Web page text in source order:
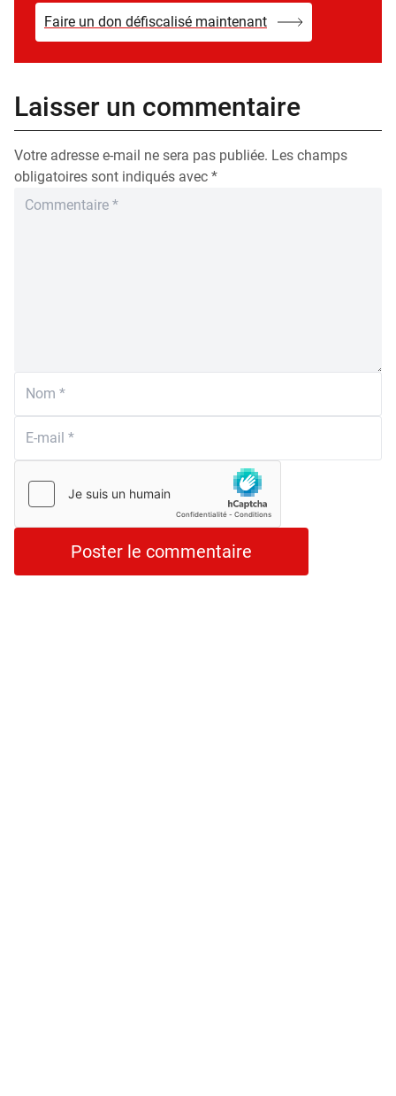
Faire un don défiscalisé maintenant
Laisser un commentaire
Votre adresse e-mail ne sera pas publiée. Les champs
obligatoires sont indiqués avec *